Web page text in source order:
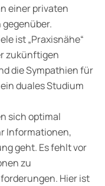
einer privaten
ist „Praxisnähe“
zukünftigen
die Sympathien für
duales Studium
sich optimal
Informationen,
geht. Es fehlt vor
zu
Hier ist